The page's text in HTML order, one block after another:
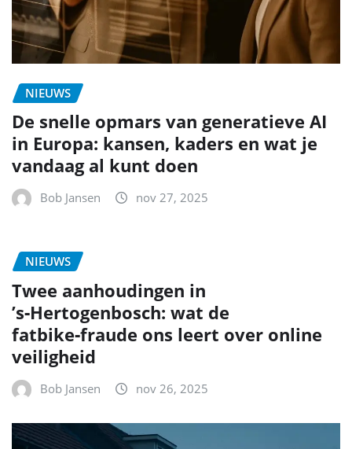
NIEUWS
De snelle opmars van generatieve AI
in Europa: kansen, kaders en wat je
vandaag al kunt doen
Bob Jansen nov 27, 2025
NIEUWS
Twee aanhoudingen in
’s‑Hertogenbosch: wat de
fatbike‑fraude ons leert over online
veiligheid
Bob Jansen nov 26, 2025